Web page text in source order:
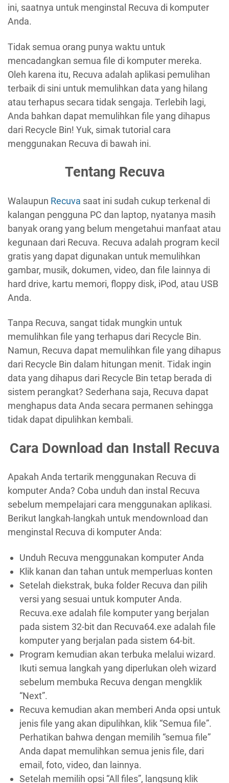
ini, saatnya untuk menginstal Recuva di komputer
Anda.
Tidak semua orang punya waktu untuk
mencadangkan semua file di komputer mereka.
Oleh karena itu, Recuva adalah aplikasi pemulihan
terbaik di sini untuk memulihkan data yang hilang
atau terhapus secara tidak sengaja. Terlebih lagi,
Anda bahkan dapat memulihkan file yang dihapus
dari Recycle Bin! Yuk, simak tutorial cara
menggunakan Recuva di bawah ini.
Tentang Recuva
Walaupun Recuva saat ini sudah cukup terkenal di
kalangan pengguna PC dan laptop, nyatanya masih
banyak orang yang belum mengetahui manfaat atau
kegunaan dari Recuva. Recuva adalah program kecil
gratis yang dapat digunakan untuk memulihkan
gambar, musik, dokumen, video, dan file lainnya di
hard drive, kartu memori, floppy disk, iPod, atau USB
Anda.
Tanpa Recuva, sangat tidak mungkin untuk
memulihkan file yang terhapus dari Recycle Bin.
Namun, Recuva dapat memulihkan file yang dihapus
dari Recycle Bin dalam hitungan menit. Tidak ingin
data yang dihapus dari Recycle Bin tetap berada di
sistem perangkat? Sederhana saja, Recuva dapat
menghapus data Anda secara permanen sehingga
tidak dapat dipulihkan kembali.
Cara Download dan Install Recuva
Apakah Anda tertarik menggunakan Recuva di
komputer Anda? Coba unduh dan instal Recuva
sebelum mempelajari cara menggunakan aplikasi.
Berikut langkah-langkah untuk mendownload dan
menginstal Recuva di komputer Anda:
Unduh Recuva menggunakan komputer Anda
Klik kanan dan tahan untuk memperluas konten
Setelah diekstrak, buka folder Recuva dan pilih
versi yang sesuai untuk komputer Anda.
Recuva.exe adalah file komputer yang berjalan
pada sistem 32-bit dan Recuva64.exe adalah file
komputer yang berjalan pada sistem 64-bit.
Program kemudian akan terbuka melalui wizard.
Ikuti semua langkah yang diperlukan oleh wizard
sebelum membuka Recuva dengan mengklik
“Next”.
Recuva kemudian akan memberi Anda opsi untuk
jenis file yang akan dipulihkan, klik “Semua file”.
Perhatikan bahwa dengan memilih “semua file”
Anda dapat memulihkan semua jenis file, dari
email, foto, video, dan lainnya.
Setelah memilih opsi “All files”, langsung klik